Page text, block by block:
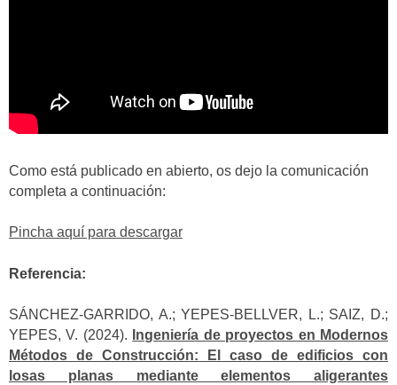
Como está publicado en abierto, os dejo la comunicación
completa a continuación:
Pincha aquí para descargar
Referencia:
SÁNCHEZ-GARRIDO, A.; YEPES-BELLVER, L.; SAIZ, D.;
YEPES, V. (2024).
Ingeniería de proyectos en Modernos
Métodos de Construcción: El caso de edificios con
losas planas mediante elementos aligerantes